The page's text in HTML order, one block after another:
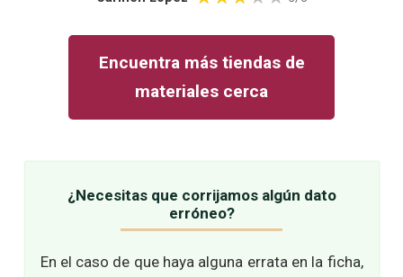
Encuentra más tiendas de
materiales cerca
¿Necesitas que corrijamos algún dato
erróneo?
En el caso de que haya alguna errata en la ficha,